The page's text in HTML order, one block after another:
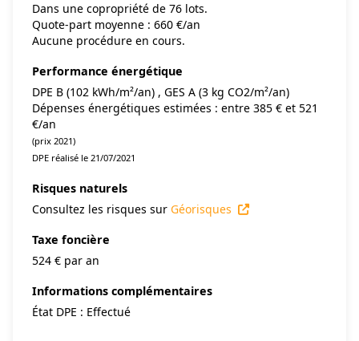
Dans une copropriété de 76 lots.
Quote-part moyenne : 660 €/an
Aucune procédure en cours.
Performance énergétique
DPE B (102 kWh/m²/an) , GES A (3 kg CO2/m²/an)
Dépenses énergétiques estimées : entre 385 € et 521
€/an
(prix 2021)
DPE réalisé le 21/07/2021
Risques naturels
Consultez les risques sur Géorisques
Taxe foncière
524 € par an
Informations complémentaires
État DPE : Effectué